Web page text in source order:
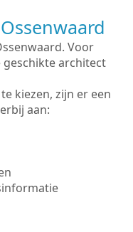
Voor
geschikte architect
kiezen, zijn er een
aan: